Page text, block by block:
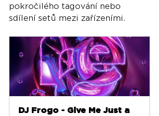
pokročilého tagování nebo
sdílení setů mezi zařízeními.
DJ Frogo - Give Me Just a